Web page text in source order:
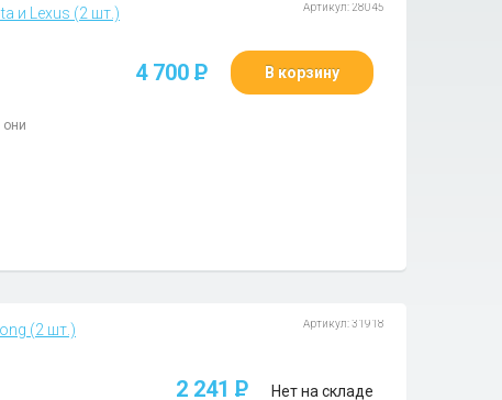
Артикул: 28045
и Lexus (2 шт.)
4 700 P В корзину
они
Артикул: 31918
(2 шт.)
2 241 P Нет на складе